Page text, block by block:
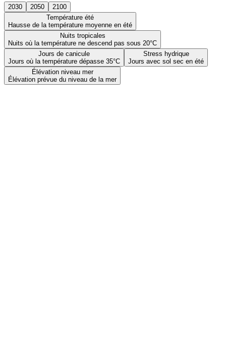
2030 2050
2100
Température été
Hausse de la température moyenne en été
Nuits tropicales
Nuits où la température ne descend pas sous 20°C
Jours de canicule
Jours où la température dépasse 35°C
Stress hydrique
Jours avec sol sec en été
Élévation niveau mer
Élévation prévue du niveau de la mer